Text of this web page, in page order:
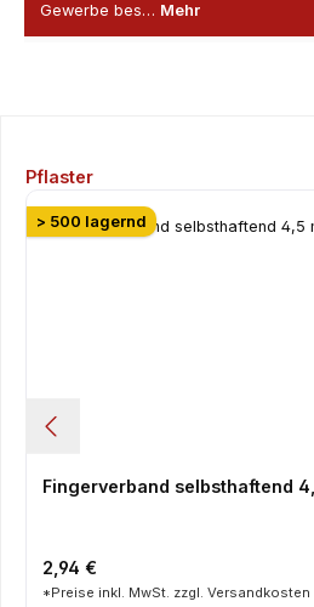
Gewerbe bes… Mehr
Produktgalerie überspringen
Pflaster
> 500 lagernd
Fingerverband selbsthaftend
Regulärer Preis:
2,94 €
*Preise inkl. MwSt. zzgl. Versandkosten